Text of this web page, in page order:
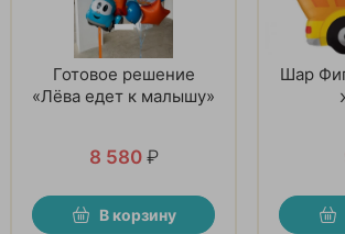
Готовое решение
«Лёва едет к малышу»
8 580 ₽
В корзину
Шар